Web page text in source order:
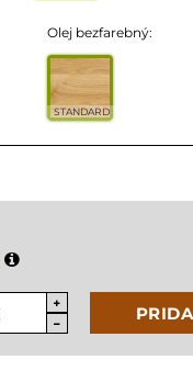
Olej bezfarebný:
STANDARD